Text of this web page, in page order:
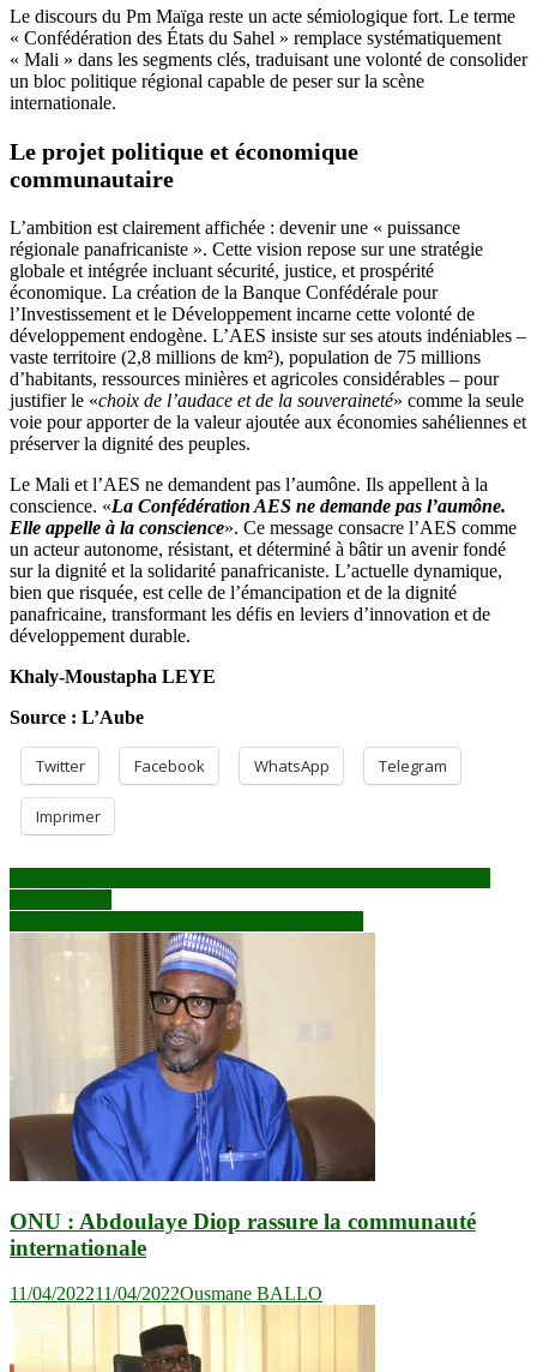
Le discours du Pm Maïga reste un acte sémiologique fort. Le terme
« Confédération des États du Sahel » remplace systématiquement
« Mali » dans les segments clés, traduisant une volonté de consolider
un bloc politique régional capable de peser sur la scène
internationale.
Le projet politique et économique
communautaire
L’ambition est clairement affichée : devenir une « puissance
régionale panafricaniste ». Cette vision repose sur une stratégie
globale et intégrée incluant sécurité, justice, et prospérité
économique. La création de la Banque Confédérale pour
l’Investissement et le Développement incarne cette volonté de
développement endogène. L’AES insiste sur ses atouts indéniables –
vaste territoire (2,8 millions de km²), population de 75 millions
d’habitants, ressources minières et agricoles considérables – pour
justifier le «choix de l’audace et de la souveraineté» comme la seule
voie pour apporter de la valeur ajoutée aux économies sahéliennes et
préserver la dignité des peuples.
Le Mali et l’AES ne demandent pas l’aumône. Ils appellent à la
conscience. «La Confédération AES ne demande pas l’aumône.
Elle appelle à la conscience». Ce message consacre l’AES comme
un acteur autonome, résistant, et déterminé à bâtir un avenir fondé
sur la dignité et la solidarité panafricaniste. L’actuelle dynamique,
bien que risquée, est celle de l’émancipation et de la dignité
panafricaine, transformant les défis en leviers d’innovation et de
développement durable.
Khaly-Moustapha LEYE
Source : L’Aube
Twitter Facebook WhatsApp Telegram
Imprimer
Navigation
de
l’article
ONU : Abdoulaye Diop rassure la communauté
internationale
11/04/202211/04/2022Ousmane BALLO